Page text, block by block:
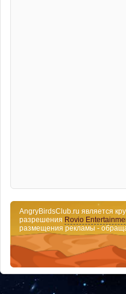
AngryBirdsClub.ru является
разрешения Rovio
размещения рекламы -